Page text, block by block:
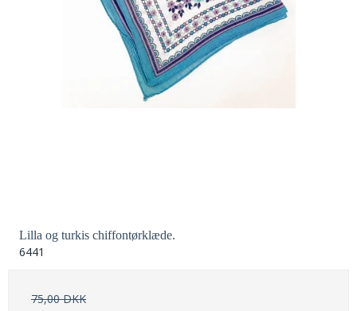
Lilla og turkis chiffontørklæde.
6441
75,00 DKK